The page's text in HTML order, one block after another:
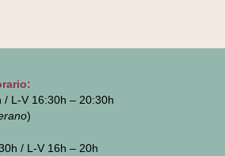
/ L-V 16:30h – 20:30h
)
/ L-V 16h – 20h